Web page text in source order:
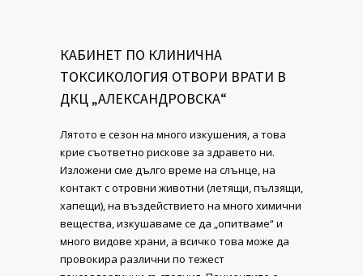
КАБИНЕТ ПО КЛИНИЧНА
ТОКСИКОЛОГИЯ ОТВОРИ ВРАТИ В
ДКЦ „АЛЕКСАНДРОВСКА“
Лятото е сезон на много изкушения, а това
крие съответно рискове за здравето ни.
Изложени сме дълго време на слънце, на
контакт с отровни животни (летящи, пълзящи,
хапещи), на въздействието на много химични
вещества, изкушаваме се да „опитваме“ и
много видове храни, а всичко това може да
провокира различни по тежест